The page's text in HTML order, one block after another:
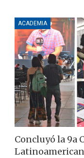
ACADEMIA
Concluyó la 9a